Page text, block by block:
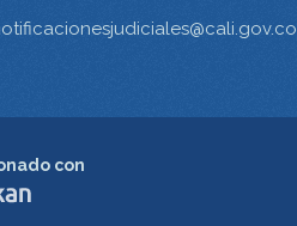
con